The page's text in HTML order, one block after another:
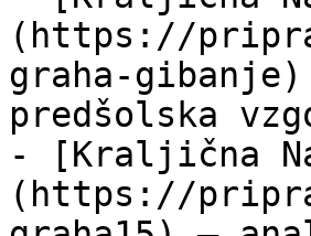
(https://
graha-
predšolska
- [Kraljična
(https://